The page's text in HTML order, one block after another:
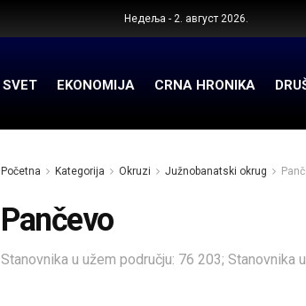
Недеља - 2. август 2026.
SVET EKONOMIJA CRNA HRONIKA
Početna Kategorija Okruzi Južnobanatski okrug
Pančevo
Stanovnika u užem području: 76 203; Stanovnika